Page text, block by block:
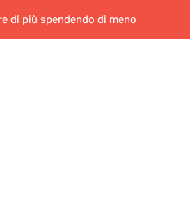
di più spendendo di meno